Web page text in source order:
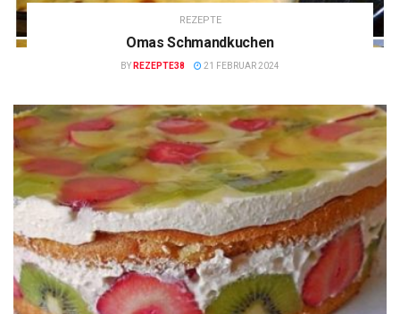
REZEPTE
Omas Schmandkuchen
BY REZEPTE38 21 FEBRUAR 2024